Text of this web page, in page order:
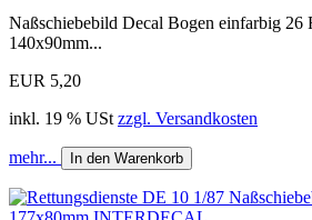
Naßschiebebild Decal Bogen einfarbig 26
140x90mm...
EUR 5,20
inkl. 19 % USt zzgl. Versandkosten
mehr... In den Warenkorb